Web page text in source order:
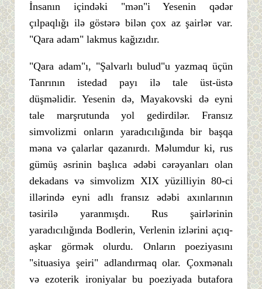
İnsanın içindəki "mən"i Yesenin qədər
çılpaqlığı ilə göstərə bilən çox az şairlər var.
"Qara adam" lakmus kağızıdır.
"Qara adam"ı, "Şalvarlı bulud"u yazmaq üçün
Tanrının istedad payı ilə tale üst-üstə
düşməlidir. Yesenin də, Mayakovski də eyni
tale marşrutunda yol gedirdilər. Fransız
simvolizmi onların yaradıcılığında bir başqa
məna və çalarlar qazanırdı. Məlumdur ki, rus
gümüş əsrinin başlıca ədəbi cərəyanları olan
dekadans və simvolizm XIX yüzilliyin 80-ci
illərində eyni adlı fransız ədəbi axınlarının
təsirilə yaranmışdı. Rus şairlərinin
yaradıcılığında Bodlerin, Verlenin izlərini açıq-
aşkar görmək olurdu. Onların poeziyasını
"situasiya şeiri" adlandırmaq olar. Çoxmənalı
və ezoterik ironiyalar bu poeziyada butafora